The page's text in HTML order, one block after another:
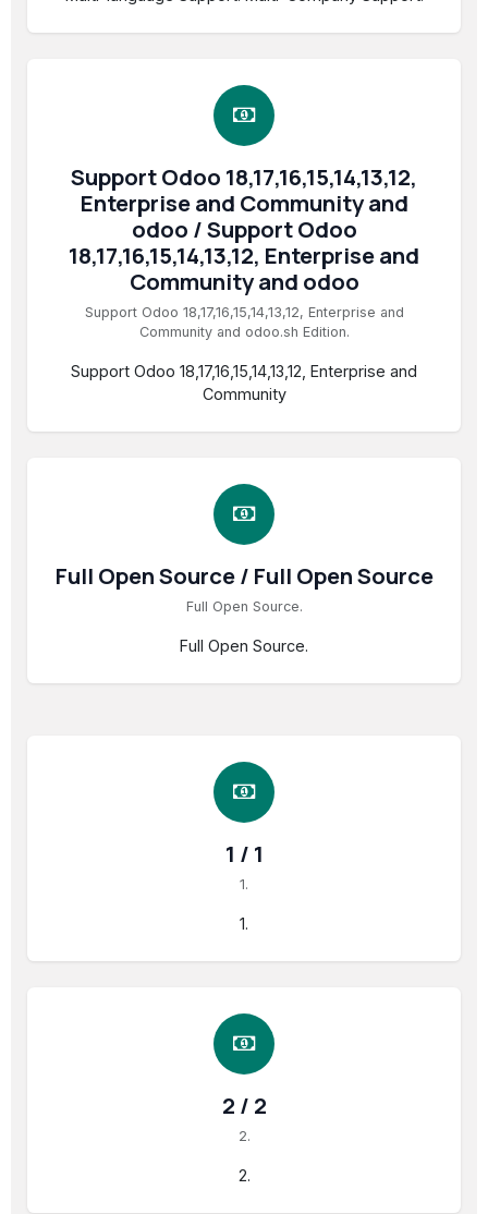
Support Odoo 18,17,16,15,14,13,12,
Enterprise and Community and
odoo / Support Odoo
18,17,16,15,14,13,12, Enterprise and
Community and odoo
Support Odoo 18,17,16,15,14,13,12, Enterprise and
Community and odoo.sh Edition.
Support Odoo 18,17,16,15,14,13,12, Enterprise and
Community
Full Open Source / Full Open Source
Full Open Source.
Full Open Source.
1 / 1
1.
1.
2 / 2
2.
2.